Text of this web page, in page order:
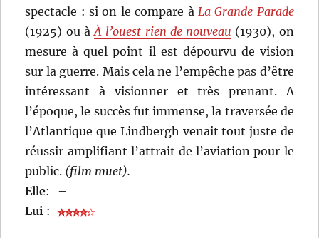
spectacle : si on le compare à La Grande Parade
(1925) ou àÀ l’ouest rien de nouveau (1930), on
mesure à quel point il est dépourvu de vision
sur la guerre. Mais cela ne l’empêche pas d’être
intéressant à visionner et très prenant. A
l’époque, le succès fut immense, la traversée de
l’Atlantique que Lindbergh venait tout juste de
réussir amplifiant l’attrait de l’aviation pour le
public. (film muet).
Elle:
–
Lui :